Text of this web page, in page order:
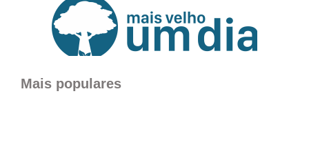
Mais populares